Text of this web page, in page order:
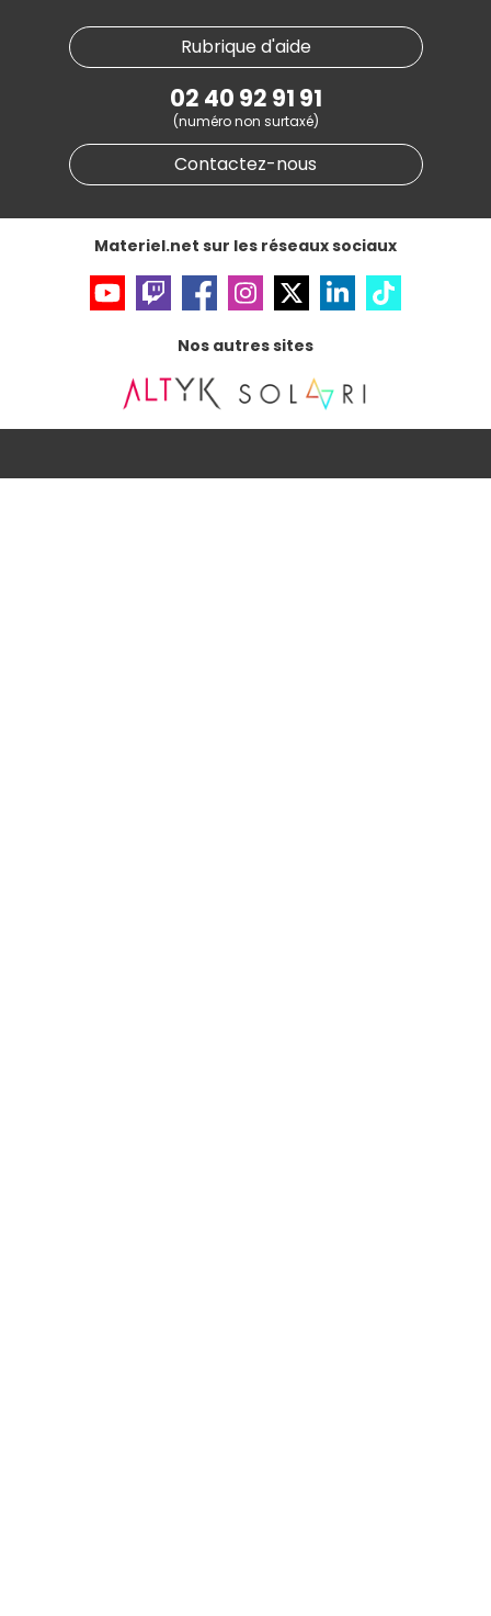
Materiel.net recrute
Notre programme d'affiliation
Partenariat & Sponsoring
Nos marques
Conditions générales de vente
Informations légales
Données personnellesetcookies
Gérer vos cookies
Accessibilité : non conforme
Rubrique d'aide
02 40 92 91 91
(numéro non surtaxé)
Contactez-nous
Materiel.net sur les réseaux sociaux
Nos autres sites